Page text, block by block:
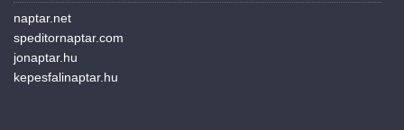
naptar.net
speditornaptar.com
jonaptar.hu
kepesfalinaptar.hu